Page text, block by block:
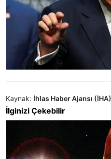
Kaynak: İhlas Haber Ajansı (İHA)